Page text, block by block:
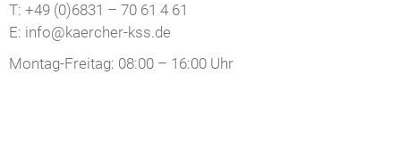
T: +49 (0)6831 – 70 61 4 61
E: info@kaercher-kss.de
Montag-Freitag: 08:00 – 16:00 Uhr